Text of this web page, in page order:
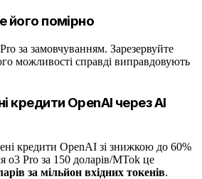
його помірно
за замовчуванням. Зарезервуйте
можливості справді виправдовують
кредити OpenAI через AI
кредити OpenAI зі знижкою до 60%
o3 Pro за 150 доларів/MTok це
за мільйон вхідних токенів.